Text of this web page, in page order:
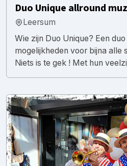
Duo Unique allround
Leersum
Wie zijn Duo Unique? Een
mogelijkheden voor bijna alle
Niets is te gek ! Met hun